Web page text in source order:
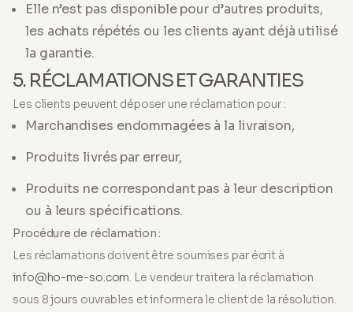
Elle n’est pas disponible pour d’autres produits,
les achats répétés ou les clients ayant déjà utilisé
la garantie.
5. RÉCLAMATIONS ET GARANTIES
Les clients peuvent déposer une réclamation pour :
Marchandises endommagées à la livraison,
Produits livrés par erreur,
Produits ne correspondant pas à leur description
ou à leurs spécifications.
Procédure de réclamation :
Les réclamations doivent être soumises par écrit à
info@ho-me-so.com. Le vendeur traitera la réclamation
sous 8 jours ouvrables et informera le client de la résolution.